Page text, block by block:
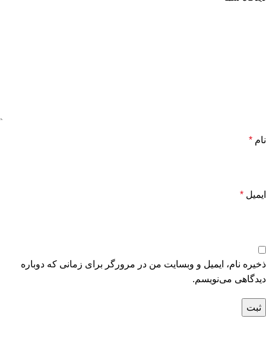
نام *
ایمیل *
ذخیره نام، ایمیل و وبسایت من در مرورگر برای زمانی که دوباره
دیدگاهی می‌نویسم.